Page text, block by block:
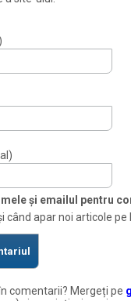
și emailul pentru
când apar noi articole pe
comentarii? Mergeți pe